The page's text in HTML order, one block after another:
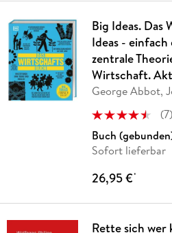
Big Ideas.
Ideas -
zentrale
Wirtschaft.
George Abbot,
(7)
Buch
Sofort lieferbar
26,95 €*
Rette sich wer